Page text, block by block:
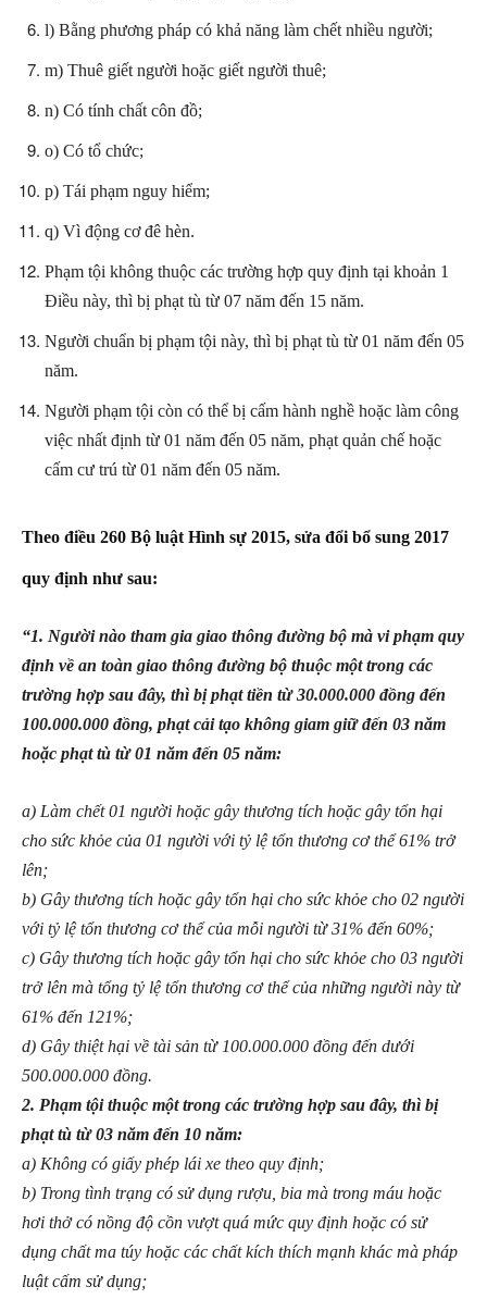
l) Bằng phương pháp có khả năng làm chết nhiều người;
m) Thuê giết người hoặc giết người thuê;
n) Có tính chất côn đồ;
o) Có tổ chức;
p) Tái phạm nguy hiểm;
q) Vì động cơ đê hèn.
Phạm tội không thuộc các trường hợp quy định tại khoản 1
Điều này, thì bị phạt tù từ 07 năm đến 15 năm.
Người chuẩn bị phạm tội này, thì bị phạt tù từ 01 năm đến 05
năm.
Người phạm tội còn có thể bị cấm hành nghề hoặc làm công
việc nhất định từ 01 năm đến 05 năm, phạt quản chế hoặc
cấm cư trú từ 01 năm đến 05 năm.
Theo điều 260 Bộ luật Hình sự 2015, sửa đổi bổ sung 2017
quy định như sau:
“1. Người nào tham gia giao thông đường bộ mà vi phạm quy
định về an toàn giao thông đường bộ thuộc một trong các
trường hợp sau đây, thì bị phạt tiền từ 30.000.000 đồng đến
100.000.000 đồng, phạt cải tạo không giam giữ đến 03 năm
hoặc phạt tù từ 01 năm đến 05 năm:
a) Làm chết 01 người hoặc gây thương tích hoặc gây tổn hại
cho sức khỏe của 01 người với tỷ lệ tổn thương cơ thể 61% trở
lên;
b) Gây thương tích hoặc gây tổn hại cho sức khỏe cho 02 người
với tỷ lệ tổn thương cơ thể của mỗi người từ 31% đến 60%;
c) Gây thương tích hoặc gây tổn hại cho sức khỏe cho 03 người
trở lên mà tổng tỷ lệ tổn thương cơ thể của những người này từ
61% đến 121%;
d) Gây thiệt hại về tài sản từ 100.000.000 đồng đến dưới
500.000.000 đồng.
2. Phạm tội thuộc một trong các trường hợp sau đây, thì bị
phạt tù từ 03 năm đến 10 năm:
a) Không có giấy phép lái xe theo quy định;
b) Trong tình trạng có sử dụng rượu, bia mà trong máu hoặc
hơi thở có nồng độ cồn vượt quá mức quy định hoặc có sử
dụng chất ma túy hoặc các chất kích thích mạnh khác mà pháp
luật cấm sử dụng;